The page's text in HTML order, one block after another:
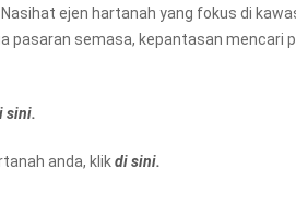
ejen hartanah yang fokus di
pasaran semasa, kepantasan mencari
sini.
anda, klikdi sini.